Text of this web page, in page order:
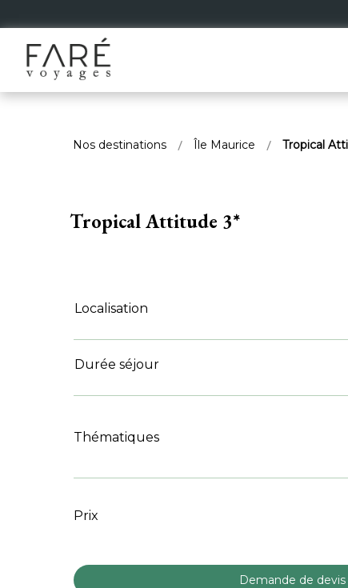
Nos destinations Île Maurice Tropical
Tropical Attitude 3*
Localisation
Durée séjour
Thématiques
Prix
Demande de devis